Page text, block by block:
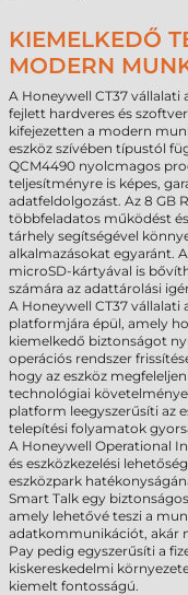
KIEMELKEDŐ
MODERN
A Honeywell CT37
fejlett hardveres és
kifejezetten a modern
eszköz szívében típustól
QCM4490 nyolcmagos
teljesítményre is képes,
adatfeldolgozást. Az 8 GB
többfeladatos működést
tárhely segítségével
alkalmazásokat egyaránt.
microSD-kártyával is
számára az adattárolási
A Honeywell CT37
platformjára épül, amely
kiemelkedő biztonságot
operációs rendszer
hogy az eszköz
technológiai
platform leegyszerűsíti az
telepítési folyamatok
A Honeywell Operational
és eszközkezelési
eszközpark
Smart Talk egy
amely lehetővé teszi a
adatkommunikációt, akár
Pay pedig egyszerűsíti a
kiskereskedelmi
kiemelt fontosságú.